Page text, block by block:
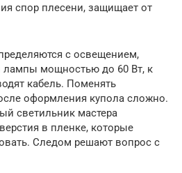
спор плесени, защищает от
с освещением,
лампы мощностью до 60 Вт, к
кабель. Поменять
оформления купола сложно.
светильник мастера
в пленке, которые
Следом решают вопрос с